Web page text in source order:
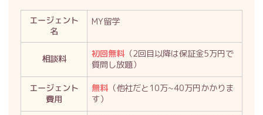
エージェント
名
MY留学
相談料 初回無料 （2回目以降は保証金5万円で
質問し放題）
エージェント
費用
無料 （他社だと10万~40万円かかりま
す）